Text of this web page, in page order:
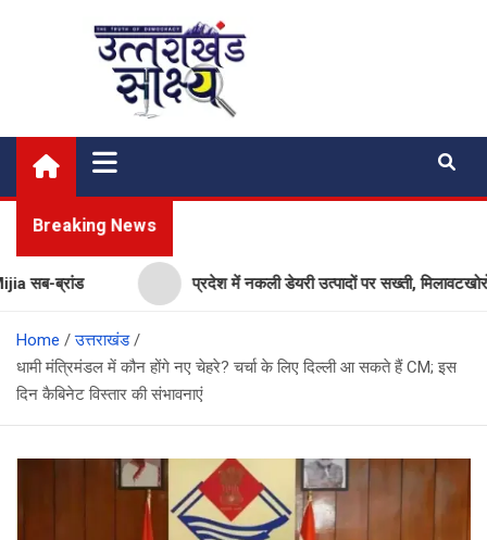
Uttarakhand Shakshya
My News Portal
Breaking News
ब्रांड प्रदेश में नकली डेयरी उत्पादों पर सख्ती, मिलावटखोरों
Home
उत्तराखंड
धामी मंत्रिमंडल में कौन होंगे नए चेहरे? चर्चा के लिए दिल्ली आ सकते हैं CM; इस
दिन कैबिनेट विस्तार की संभावनाएं